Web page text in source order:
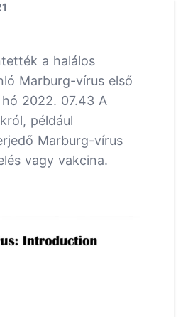
a halálos
Marburg-vírus első
2022. 07.43 A
például
Marburg-vírus
vagy vakcina.